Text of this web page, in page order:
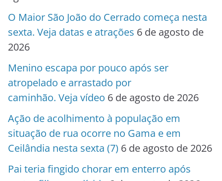
O Maior São João do Cerrado começa nesta
sexta. Veja datas e atrações 6 de agosto de
2026
Menino escapa por pouco após ser
atropelado e arrastado por
caminhão. Veja vídeo 6 de agosto de 2026
Ação de acolhimento à população em
situação de rua ocorre no Gama e em
Ceilândia nesta sexta (7) 6 de agosto de 2026
Pai teria fingido chorar em enterro após